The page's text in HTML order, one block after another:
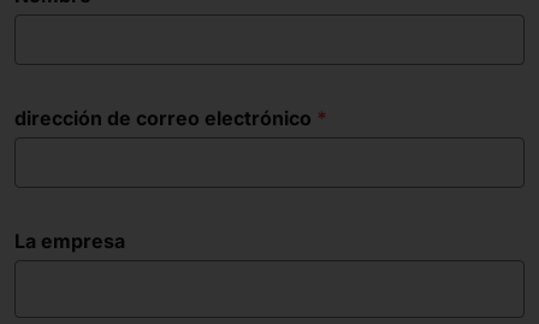
dirección de correo electrónico
La empresa